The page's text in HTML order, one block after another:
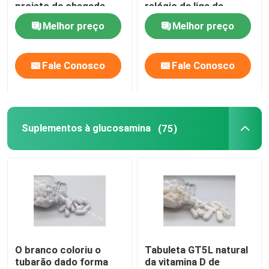
Excursão da fábrica
Controle da qualidade
Contacte-nos
Notícia
Casos
Peça umas citações
IVC suplementos
projeto da chegada
WJ-6534
Melhor preço
Fale Conosco
relógio da liga da
mulher da forma do
presente de boa
qualidade WJ-8453
Melhor preço
Fale Conosco
Suplementos à glucosamina (75)
O branco coloriu o
tubarão dado forma
Tabuleta GT5L natural
da vitamina D de